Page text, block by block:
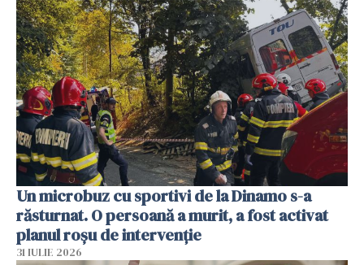
Un microbuz cu sportivi de la Dinamo s-a
răsturnat. O persoană a murit, a fost activat
planul roșu de intervenție
31 IULIE 2026